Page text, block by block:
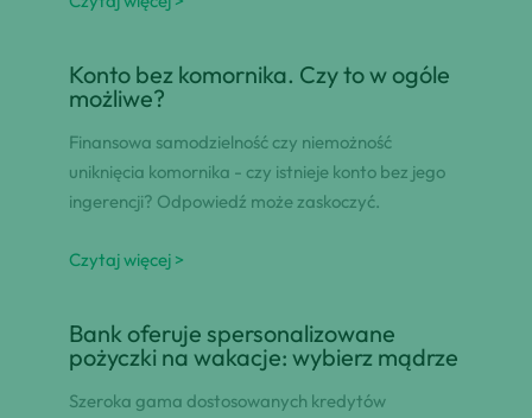
Konto bez komornika. Czy to w ogóle
możliwe?
Finansowa samodzielność czy niemożność
uniknięcia komornika - czy istnieje konto bez jego
ingerencji? Odpowiedź może zaskoczyć.
Czytaj więcej >
Bank oferuje spersonalizowane
pożyczki na wakacje: wybierz mądrze
Szeroka gama dostosowanych kredytów